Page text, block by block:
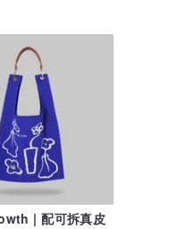
| 配可拆真皮